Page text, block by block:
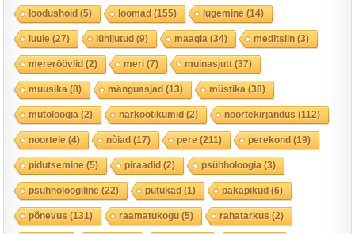
loodushoid(5) loomad(155) lugemine (14)
luule (27) lühijutud(9) maagia (34) meditsiin(3)
mereröövlid(2) meri(7) muinasjutt(37)
muusika (8) mänguasjad(13) müstika (38)
mütoloogia (2) narkootikumid(2) noortekirjandus (112)
noortele (4) nõiad(17) pere (211) perekond(19)
pidutsemine (5) piraadid(2) psühholoogia (3)
psühholoogiline (22) putukad(1) päkapikud(6)
põnevus (131) raamatukogu(5) rahatarkus (2)